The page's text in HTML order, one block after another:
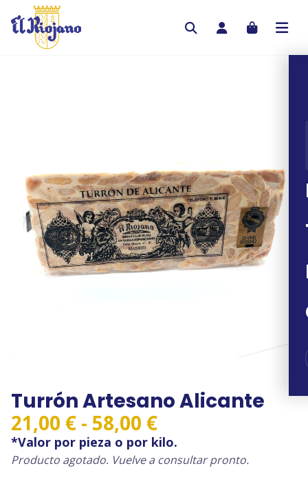
Turrón Artesano Alicante
21,00 € - 58,00 €Rango
de
precios:
*Valor por pieza o por kilo.
Producto agotado. Vuelve a consultar pronto.